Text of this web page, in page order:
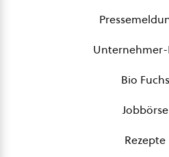
Bio Fuchs
Jobbörse
Rezepte